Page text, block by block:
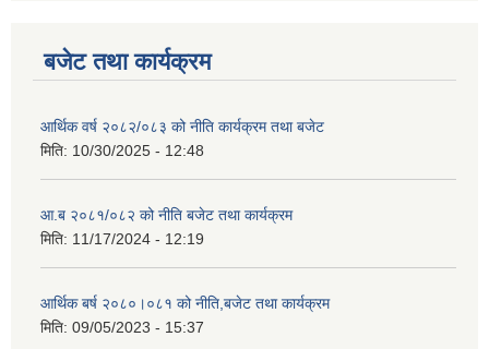
बजेट तथा कार्यक्रम
आर्थिक वर्ष २०८२/०८३ को नीति कार्यक्रम तथा बजेट
मिति: 10/30/2025 - 12:48
आ.ब २०८१/०८२ को नीति बजेट तथा कार्यक्रम
मिति: 11/17/2024 - 12:19
आर्थिक बर्ष २०८०।०८१ को नीति,बजेट तथा कार्यक्रम
मिति: 09/05/2023 - 15:37